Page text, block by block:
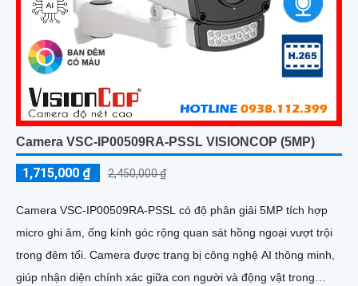
Camera VSC-IP00509RA-PSSL VISIONCOP (5MP)
1,715,000 ₫ 2,450,000 ₫
Camera VSC-IP00509RA-PSSL có độ phân giải 5MP tích hợp
micro ghi âm, ống kính góc rộng quan sát hồng ngoại vượt trội
trong đêm tối. Camera được trang bị công nghệ AI thông minh,
giúp nhận diện chính xác giữa con người và động vật trong